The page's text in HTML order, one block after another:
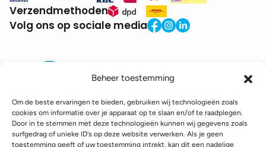
Beheer toestemming
Om de beste ervaringen te bieden, gebruiken wij technologieën zoals
cookies om informatie over je apparaat op te slaan en/of te raadplegen.
Door in te stemmen met deze technologieën kunnen wij gegevens zoals
surfgedrag of unieke ID's op deze website verwerken. Als je geen
toestemming geeft of uw toestemming intrekt, kan dit een nadelige
Verzendmethoden
Volg ons op sociale media
BTW: BE0771.941.935
© 2025 DroneDepot. Alle rechten voorbehouden.